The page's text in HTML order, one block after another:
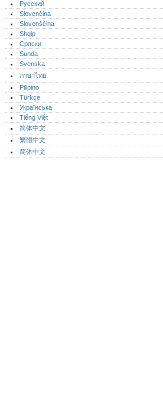
Русский
Slovenčina
Slovenščina
Shqip
Српски
Sunda
Svenska
ภาษาไทย
Pilipino
Türkçe
Українська
Tiếng Việt
简体中文
繁體中文
简体中文